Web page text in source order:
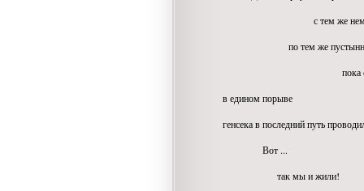
с тем же немым
по тем же пустынным
пока
в едином порыве
генсека в последний путь
Вот ...
так мы и жили!